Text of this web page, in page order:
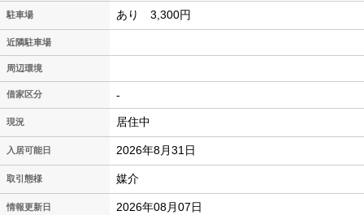
駐車場 あり 3,300円
近隣駐車場
周辺環境
借家区分 -
現況 居住中
入居可能日 2026年8月31日
取引態様 媒介
情報更新日 2026年08月07日